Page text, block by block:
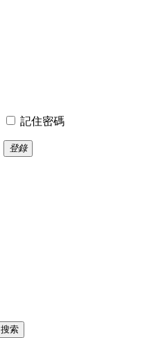
記住密碼
登錄
搜索